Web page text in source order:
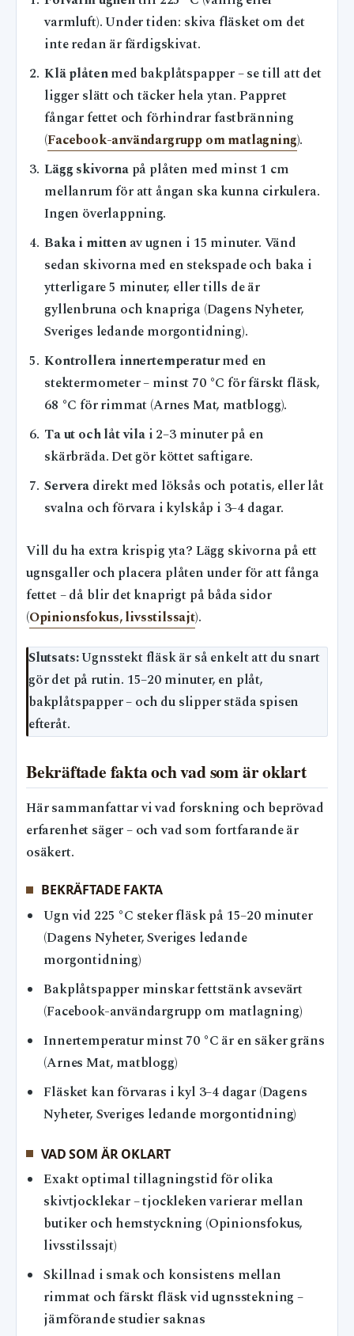
varmluft). Under tiden: skiva fläsket om det
inte redan är färdigskivat.
Klä plåtenmed bakplåtspapper – se till att det
ligger slätt och täcker hela ytan. Pappret
fångar fettet och förhindrar fastbränning
(Facebook-användargrupp om matlagning).
Lägg skivornapå plåten med minst 1 cm
mellanrum för att ångan ska kunna cirkulera.
Ingen överlappning.
Baka i mittenav ugnen i 15 minuter. Vänd
sedan skivorna med en stekspade och baka i
ytterligare 5 minuter, eller tills de är
gyllenbruna och knapriga (Dagens Nyheter,
Sveriges ledande morgontidning).
Kontrollera innertemperaturmed en
stektermometer – minst 70 °C för färskt fläsk,
68 °C för rimmat (Arnes Mat, matblogg).
Ta ut och låt vilai 2–3 minuter på en
skärbräda. Det gör köttet saftigare.
Serveradirekt med löksås och potatis, eller låt
svalna och förvara i kylskåp i 3–4 dagar.
Vill du ha extra krispig yta? Lägg skivorna på ett
ugnsgaller och placera plåten under för att fånga
fettet – då blir det knaprigt på båda sidor
(Opinionsfokus, livsstilssajt).
Slutsats:Ugnsstekt fläsk är så enkelt att du snart
gör det på rutin. 15–20 minuter, en plåt,
bakplåtspapper – och du slipper städa spisen
efteråt.
Bekräftade fakta och vad som är oklart
Här sammanfattar vi vad forskning och beprövad
erfarenhet säger – och vad som fortfarande är
osäkert.
BEKRÄFTADE FAKTA
Ugn vid 225 °C steker fläsk på 15–20 minuter
(Dagens Nyheter, Sveriges ledande
morgontidning)
Bakplåtspapper minskar fettstänk avsevärt
(Facebook-användargrupp om matlagning)
Innertemperatur minst 70 °C är en säker gräns
(Arnes Mat, matblogg)
Fläsket kan förvaras i kyl 3–4 dagar (Dagens
Nyheter, Sveriges ledande morgontidning)
VAD SOM ÄR OKLART
Exakt optimal tillagningstid för olika
skivtjocklekar – tjockleken varierar mellan
butiker och hemstyckning (Opinionsfokus,
livsstilssajt)
Skillnad i smak och konsistens mellan
rimmat och färskt fläsk vid ugnsstekning –
jämförande studier saknas